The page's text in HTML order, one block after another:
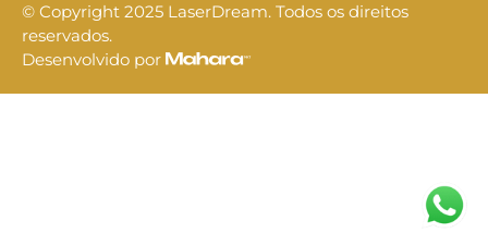
© Copyright 2025 LaserDream. Todos os direitos
reservados.
Desenvolvido por